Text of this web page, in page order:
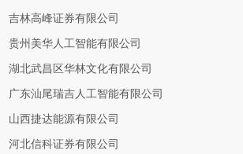
吉林高峰证券有限公司
贵州美华人工智能有限公司
湖北武昌区华林文化有限公司
广东汕尾瑞吉人工智能有限公司
山西捷达能源有限公司
河北信科证券有限公司